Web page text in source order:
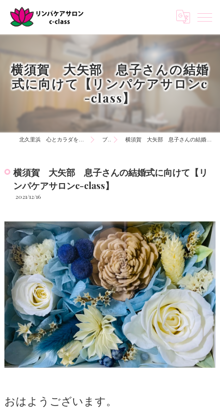
横須賀 大矢部 息子さんの結婚
式に向けて【リンパケアサロンc
-class】
ブログ 横須賀 大矢部 息子さんの結婚式に向けて【リンパケアサロンc-class】
横須賀 大矢部 息子さんの結婚式に向けて【リ
ンパケアサロンc-class】
2021/12/16
おはようございます。